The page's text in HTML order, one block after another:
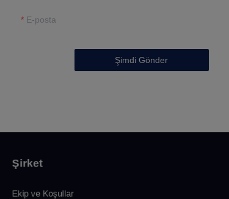
E-posta
Şimdi Gönder
Şirket
Ekip ve Koşullar